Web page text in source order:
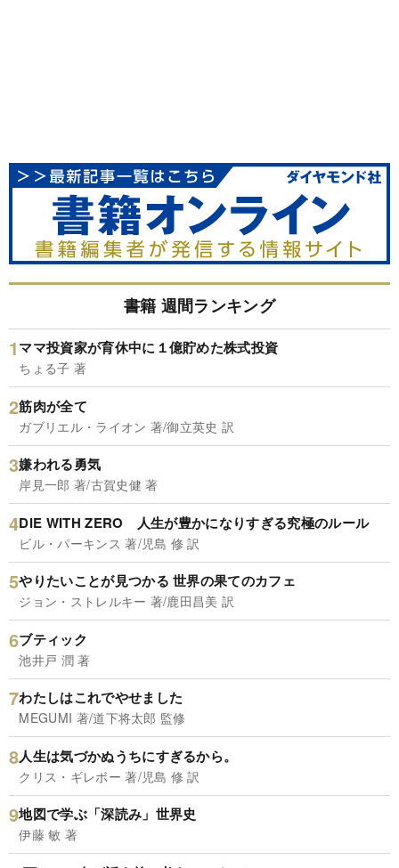
書籍 週間ランキング
ママ投資家が育休中に１億貯めた株式投資
ちょる子 著
筋肉が全て
ガブリエル・ライオン 著/御立英史 訳
嫌われる勇気
岸見一郎 著/古賀史健 著
DIE WITH ZERO 人生が豊かになりすぎる究極のルール
ビル・パーキンス 著/児島 修 訳
やりたいことが見つかる 世界の果てのカフェ
ジョン・ストレルキー 著/鹿田昌美 訳
ブティック
池井戸 潤 著
わたしはこれでやせました
MEGUMI 著/道下将太郎 監修
人生は気づかぬうちにすぎるから。
クリス・ギレボー 著/児島 修 訳
地図で学ぶ「深読み」世界史
伊藤 敏 著